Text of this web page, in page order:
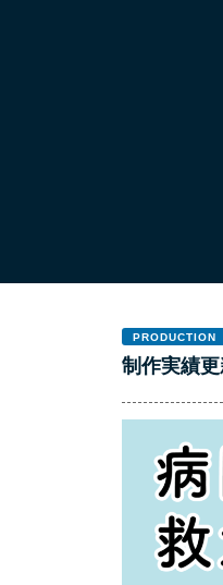
PRODUCTION
制作実績